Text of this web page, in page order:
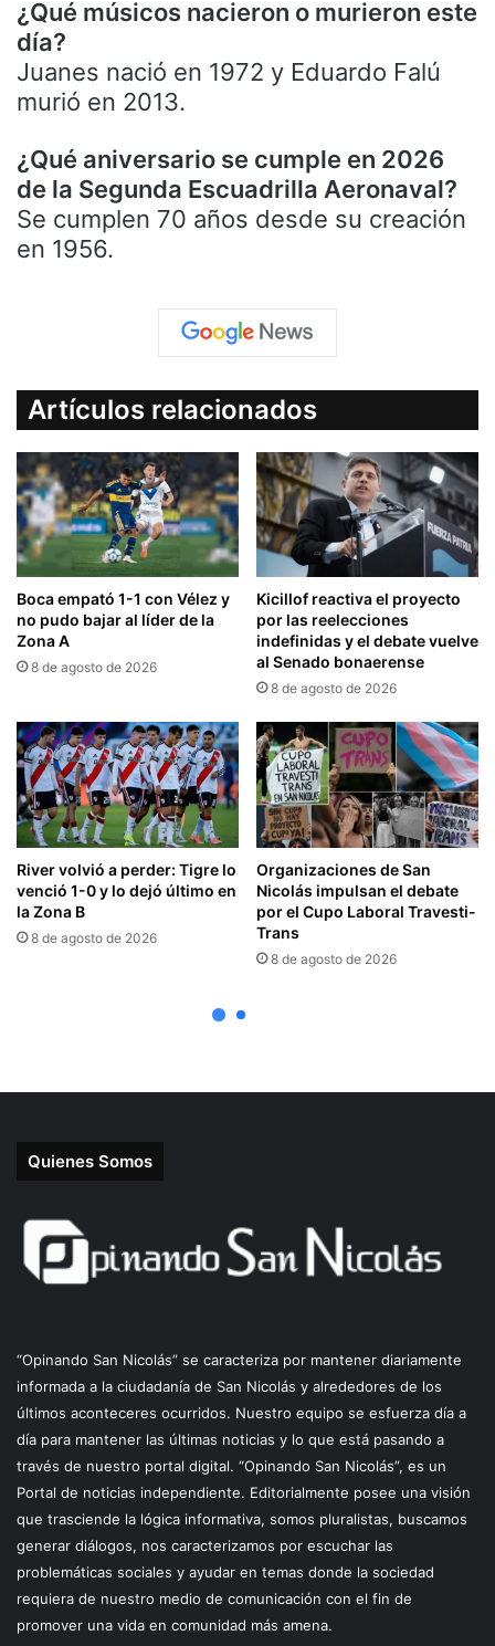
Quienes Somos
“Opinando San Nicolás” se caracteriza por mantener diariamente
informada a la ciudadanía de San Nicolás y alrededores de los
últimos aconteceres ocurridos. Nuestro equipo se esfuerza día a
día para mantener las últimas noticias y lo que está pasando a
través de nuestro portal digital. “Opinando San Nicolás”, es un
Portal de noticias independiente. Editorialmente posee una visión
que trasciende la lógica informativa, somos pluralistas, buscamos
generar diálogos, nos caracterizamos por escuchar las
problemáticas sociales y ayudar en temas donde la sociedad
requiera de nuestro medio de comunicación con el fin de
promover una vida en comunidad más amena.